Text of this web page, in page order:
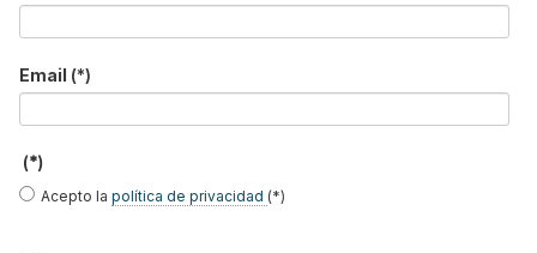
Ariston nombra a Rubén Santos
nuevo Director Comercial en
Email (*)
(*)
Acepto la política de privacidad (*)